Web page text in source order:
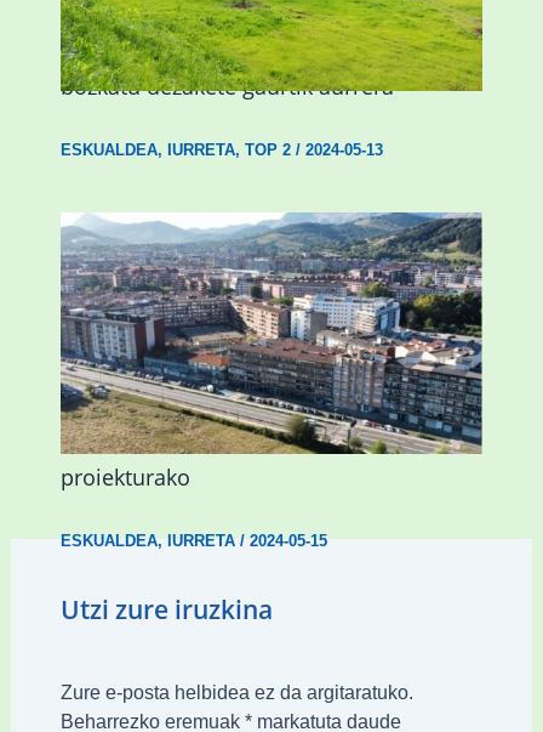
Iurretarrek zazpi proiektu hauen artean
bozkatu dezakete gaurtik aurrera
ESKUALDEA, IURRETA, TOP 2/ 2024-05-13
Iurretak 2 milioi euro onartu ditu,
1.695.000 euro Bidebarrietako
proiekturako
ESKUALDEA,IURRETA/2024-05-15
Utzi zure iruzkina
Zure e-posta helbidea ez da argitaratuko.
Beharrezko eremuak *markatuta daude